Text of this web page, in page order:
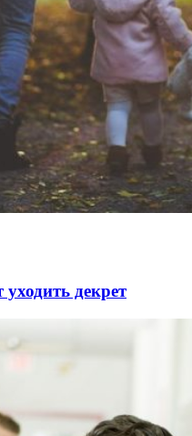
декрет